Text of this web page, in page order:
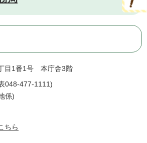
目1番1号 本庁舎3階
048-477-1111
係
ちら